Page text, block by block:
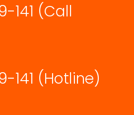
141 (Call
141 (Hotline)